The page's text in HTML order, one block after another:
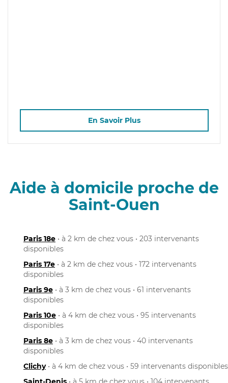
En Savoir Plus
Aide à domicile proche de
Saint-Ouen
Paris 18e • à 2 km de chez vous • 203 intervenants
disponibles
Paris 17e • à 2 km de chez vous • 172 intervenants
disponibles
Paris 9e • à 3 km de chez vous • 61 intervenants
disponibles
Paris 10e • à 4 km de chez vous • 95 intervenants
disponibles
Paris 8e • à 3 km de chez vous • 40 intervenants
disponibles
Clichy• à 4 km de chez vous • 59 intervenants disponibles